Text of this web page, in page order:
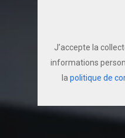
J’accepte la
informations
la politique de